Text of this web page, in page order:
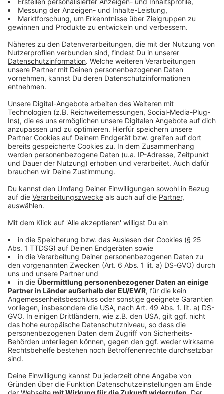
Anzeige
Explorado Kindermuseum(Köln) – Spielerisch
lernen und ausprobieren – ideal für Kinder von 4
bis 12. Tickets gibt eshier.
Neanderthal Museum(Mettmann) – Spannende
Zeitreise mit interaktiven Stationen und einem
Urzeit-Spielplatz. Alle Infos dazu findet ihr
LWL-Museum für Naturkunde(Münster) –
Dinosauriermodelle, Planetarium und sehr viele
Mitmach-Stationen.Hierkönnt ihr euch Tickets
sichern.
Anzeige
6. Action & Adrenalin
Anzeige
Mit einem Klick aufs fettgedruckte gelangt ihr
direkt zur jeweiligen Website.
Phantasialand(Brühl) – Ob wilde Achterbahnen,
Loopings oder immersive Themenwelten – hier
kommt garantiert keine Langeweile auf.
Michael Schumacher Kart & Event-Center
(Kerpen) – Rasante Geschwindigkeiten garantiert:
Centers in Kerpen können sich Groß und Klein als
Rennfahrer beweisen. Die Indoorbahn ist 728 m